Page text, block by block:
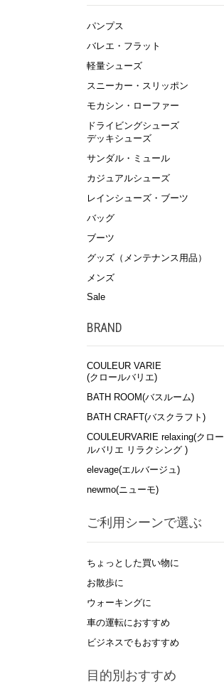
パンプス
バレエ・フラット
軽量シューズ
スニーカー・スリッポン
モカシン・ローファー
ドライビングシューズ
デッキシューズ
サンダル・ミュール
カジュアルシューズ
レインシューズ・ブーツ
バッグ
ブーツ
グッズ（メンテナンス用品）
メンズ
Sale
BRAND
COULEUR VARIE
(クロールバリエ)
BATH ROOM(バスルーム)
BATH CRAFT(バスクラフト)
COULEURVARIE relaxing(クロー
ルバリエ リラクシング )
elevage(エルバージュ)
newmo(ニューモ)
ご利用シーンで選ぶ
ちょっとした買い物に
お散歩に
ウォーキングに
車の運転におすすめ
ビジネスでもおすすめ
目的別おすすめ